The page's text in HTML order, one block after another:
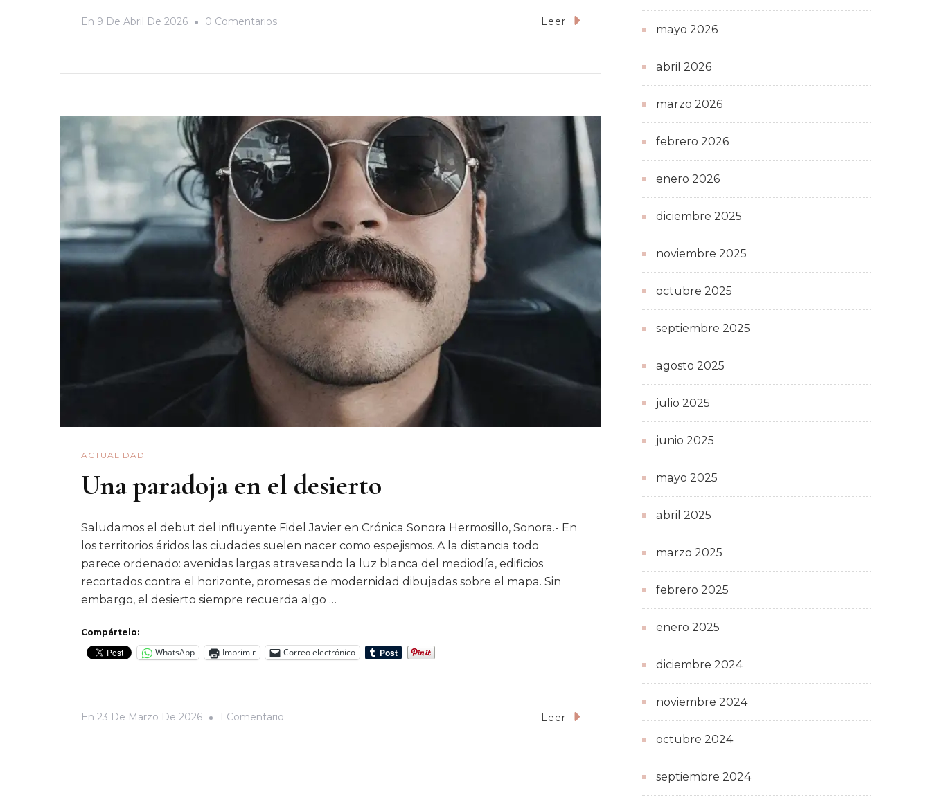
En 9 De Abril De 2026 0 ComentariosEn
Verduzco
Leer
ACTUALIDAD
Una paradoja en el desierto
Saludamos el debut del influyente Fidel Javier en Crónica Sonora Hermosillo, Sonora.- En
los territorios áridos las ciudades suelen nacer como espejismos. A la distancia todo
parece ordenado: avenidas largas atravesando la luz blanca del mediodía, edificios
recortados contra el horizonte, promesas de modernidad dibujadas sobre el mapa. Sin
embargo, el desierto siempre recuerda algo …
Compártelo:
WhatsApp Imprimir Correo electrónico
En 23 De Marzo De 2026 1 Comentario Leer
mayo 2026
abril 2026
marzo 2026
febrero 2026
enero 2026
diciembre 2025
noviembre 2025
octubre 2025
septiembre 2025
agosto 2025
julio 2025
junio 2025
mayo 2025
abril 2025
marzo 2025
febrero 2025
enero 2025
diciembre 2024
noviembre 2024
octubre 2024
septiembre 2024